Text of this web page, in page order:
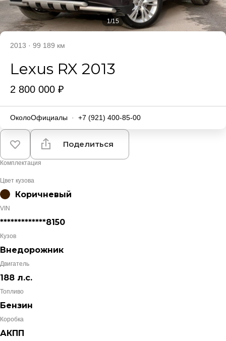
1/15
2013 · 99 189 км
Lexus RX 2013
2 800 000 ₽
ОколоОфициалы · +7 (921) 400-85-00
Поделиться
Комплектация
Цвет кузова
Коричневый
VIN
*************8150
Кузов
Внедорожник
Двигатель
188 л.с.
Топливо
Бензин
Коробка
АКПП